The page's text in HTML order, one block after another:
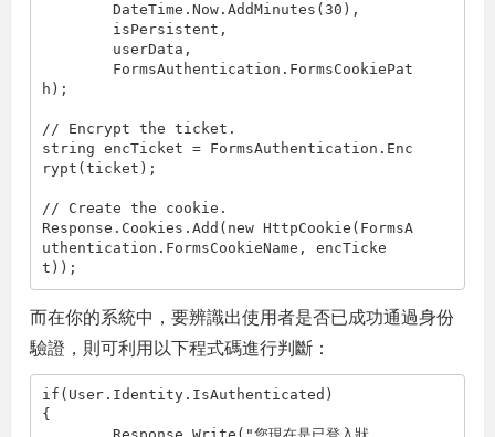
h);
// Encrypt the ticket.
string encTicket = FormsAuthentication.Enc
rypt(ticket);
// Create the cookie.
Response.Cookies.Add(new HttpCookie(FormsA
uthentication.FormsCookieName, encTicke
t));
而在你的系統中，要辨識出使用者是否已成功通過身份
驗證，則可利用以下程式碼進行判斷：
if(User.Identity.IsAuthenticated)
{